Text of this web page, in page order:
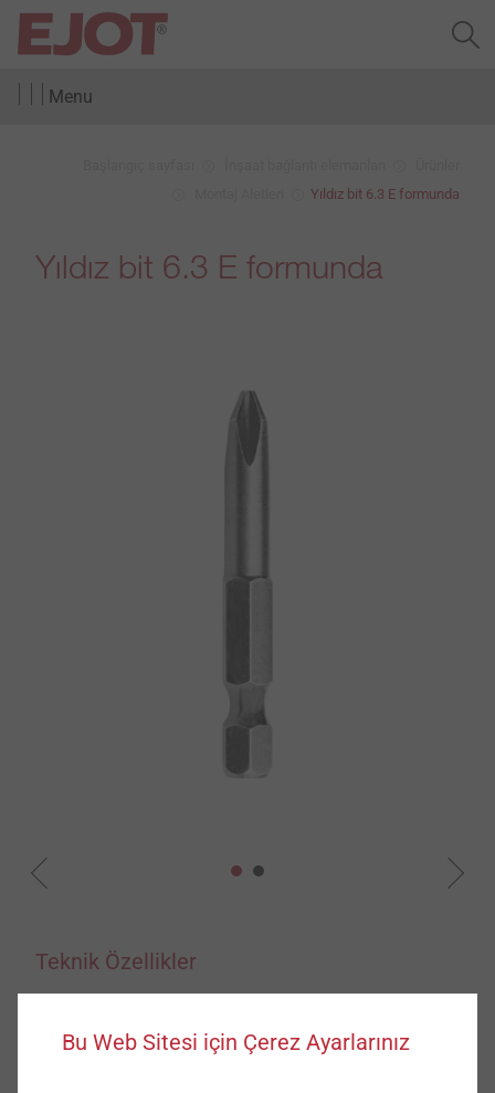
Menu
Yıldız bit 6.3 E formunda
Yıldız bit 6.3 E formunda
Teknik Özellikler
Dış altıgen anahtar DIN / ISO 1173 - E'ye göre 6.3
Bu Web Sitesi için Çerez Ayarlarınız